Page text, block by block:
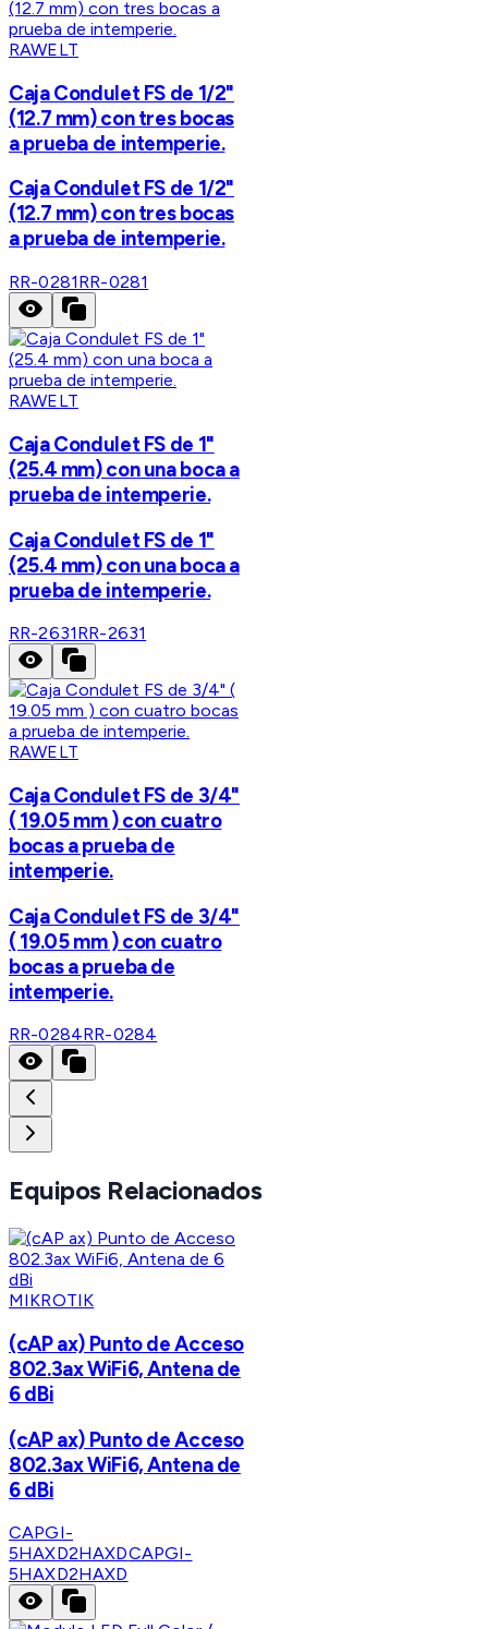
RAWELT
Caja Condulet FS de 1/2"
(12.7 mm) con tres bocas
a prueba de intemperie.
Caja Condulet FS de 1/2"
(12.7 mm) con tres bocas
a prueba de intemperie.
RR-0281RR-0281
RAWELT
Caja Condulet FS de 1"
(25.4 mm) con una boca a
prueba de intemperie.
Caja Condulet FS de 1"
(25.4 mm) con una boca a
prueba de intemperie.
RR-2631RR-2631
RAWELT
Caja Condulet FS de 3/4"
( 19.05 mm ) con cuatro
bocas a prueba de
intemperie.
Caja Condulet FS de 3/4"
( 19.05 mm ) con cuatro
bocas a prueba de
intemperie.
RR-0284RR-0284
Equipos Relacionados
MIKROTIK
(cAP ax) Punto de Acceso
802.3ax WiFi6, Antena de
6 dBi
(cAP ax) Punto de Acceso
802.3ax WiFi6, Antena de
6 dBi
CAPGI-
5HAXD2HAXDCAPGI-
5HAXD2HAXD